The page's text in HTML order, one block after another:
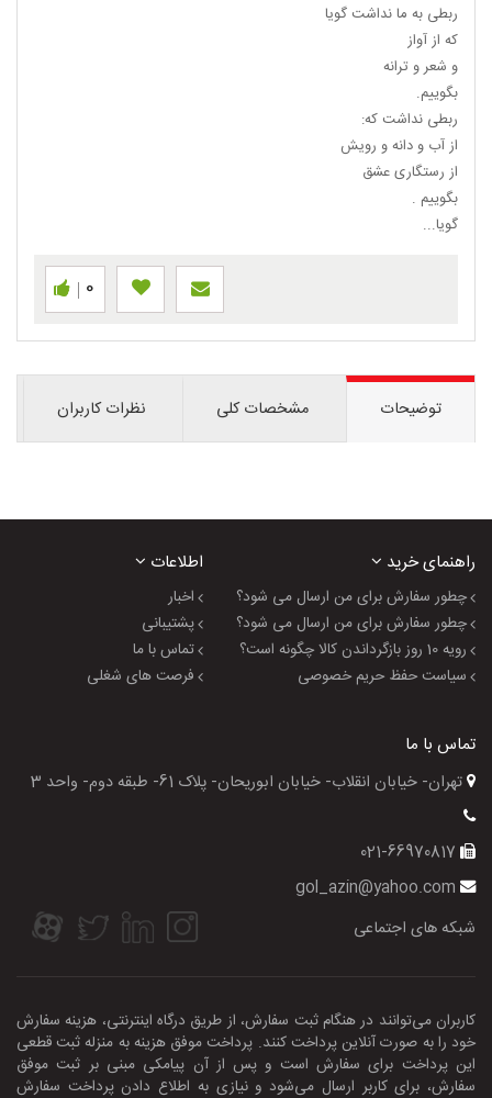
ربطی به ما نداشت گویا
که از آواز
و شعر و ترانه
بگوییم.
ربطی نداشت که:
از آب و دانه و رویش
از رستگاری عشق
بگوییم .
گویا...
0
توضیحات مشخصات کلی نظرات کاربران
راهنمای خرید
چطور سفارش برای من ارسال می شود؟
چطور سفارش برای من ارسال می شود؟
رویه 10 روز بازگرداندن کالا چگونه است؟
سیاست حفظ حریم خصوصی
اطلاعات
اخبار
پشتیبانی
تماس با ما
فرصت های شغلی
تماس با ما
تهران- خیابان انقلاب- خیابان ابوریحان- پلاک 61- طبقه دوم- واحد 3
شبکه های اجتماعی
کاربران می‌توانند در هنگام ثبت سفارش، از طریق درگاه اینترنتی، هزینه سفارش
خود را به صورت آنلاین پرداخت کنند. پرداخت موفق هزینه به منزله ثبت قطعی
این پرداخت برای سفارش است و پس از آن پیامکی مبنی بر ثبت موفق
سفارش، برای کاربر ارسال می‌شود و نیازی به اطلاع‌ دادن پرداخت سفارش